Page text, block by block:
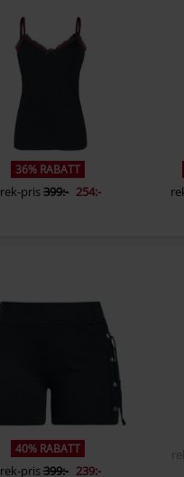
36% RABATT
rek-pris399:- 254:-
40% RABATT
rek-pris399:- 239:-